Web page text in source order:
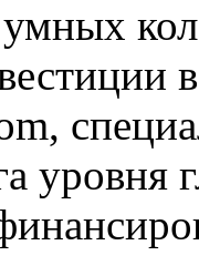
уровня